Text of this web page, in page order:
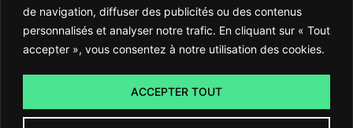
de navigation, diffuser des publicités ou des contenus
personnalisés et analyser notre trafic. En cliquant sur « Tout
accepter », vous consentez à notre utilisation des cookies.
ACCEPTER TOUT
S'INSCRIRE